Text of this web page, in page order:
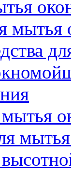
мытья